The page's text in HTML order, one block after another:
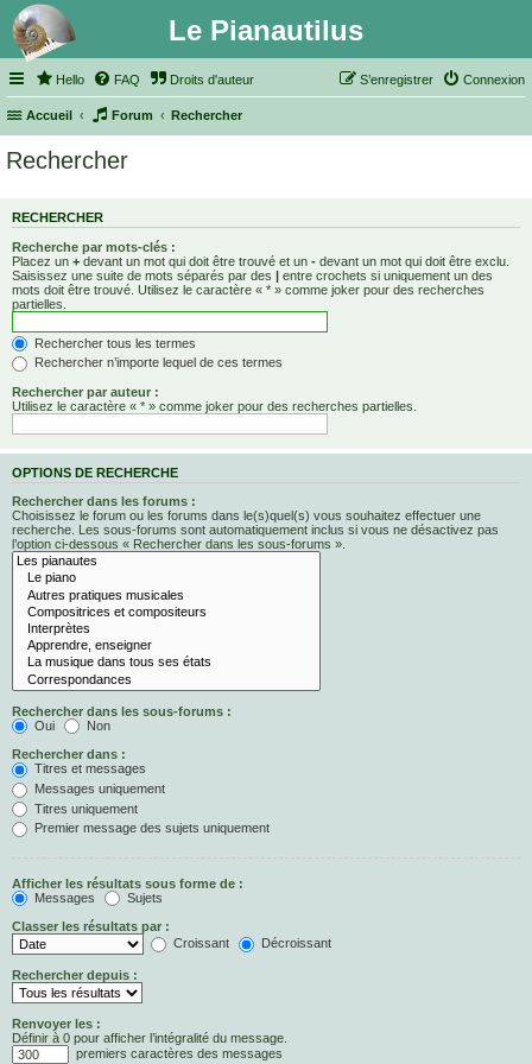
Le Pianautilus
Hello FAQ Droits d'auteur Connexion
S’enregistrer
Accueil Forum Rechercher
Rechercher
RECHERCHER
Recherche par mots-clés :
Placez un + devant un mot qui doit être trouvé et un - devant un mot qui doit être exclu.
Saisissez une suite de mots séparés par des | entre crochets si uniquement un des
mots doit être trouvé. Utilisez le caractère « * » comme joker pour des recherches
partielles.
Rechercher tous les termes
Rechercher n’importe lequel de ces termes
Rechercher par auteur :
Utilisez le caractère « * » comme joker pour des recherches partielles.
OPTIONS DE RECHERCHE
Rechercher dans les forums :
Choisissez le forum ou les forums dans le(s)quel(s) vous souhaitez effectuer une
recherche. Les sous-forums sont automatiquement inclus si vous ne désactivez pas
l’option ci-dessous « Rechercher dans les sous-forums ».
Rechercher dans les sous-forums :
Oui
Non
Rechercher dans :
Titres et messages
Messages uniquement
Titres uniquement
Premier message des sujets uniquement
Afficher les résultats sous forme de :
Messages
Sujets
Classer les résultats par :
Croissant
Décroissant
Rechercher depuis :
Renvoyer les :
Définir à 0 pour afficher l’intégralité du message.
premiers caractères des messages